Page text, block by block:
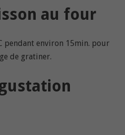
au four
pendant environ 15min. pour
de gratiner.